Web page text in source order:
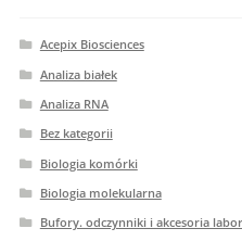
Acepix Biosciences
Analiza białek
Analiza RNA
Bez kategorii
Biologia komórki
Biologia molekularna
Bufory. odczynniki i akcesoria